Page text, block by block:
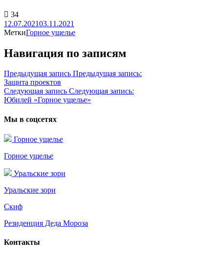
34
12.07.202103.11.2021
МеткиГорное ущелье
Навигация по записям
Предыдущая запись Предыдущая запись:
Защита проектов
Следующая запись Следующая запись:
Юбилей «Горное ущелье»
Мы в соцсетях
Горное ущелье
Горное ущелье
Уральские зори
Уральские зори
Скиф
Резиденция Деда Мороза
Контакты